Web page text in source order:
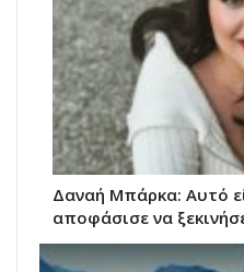
Δαναή Μπάρκα: Αυτό
αποφάσισε να